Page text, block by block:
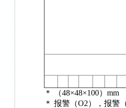
＊ （48×48×100）mm
＊ 报警（O2），报警